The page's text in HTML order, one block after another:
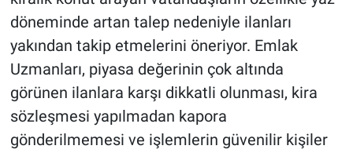
döneminde artan talep nedeniyle ilanları
yakından takip etmelerini öneriyor. Emlak
Uzmanları, piyasa değerinin çok altında
görünen ilanlara karşı dikkatli olunması, kira
sözleşmesi yapılmadan kapora
gönderilmemesi ve işlemlerin güvenilir kişiler